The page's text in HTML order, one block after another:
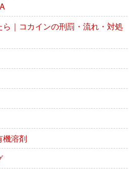
｜コカインの刑罰・流れ・対処
溶剤